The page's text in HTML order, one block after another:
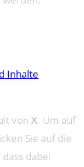
Inhalte
von X. Um auf
Sie auf die
dabei